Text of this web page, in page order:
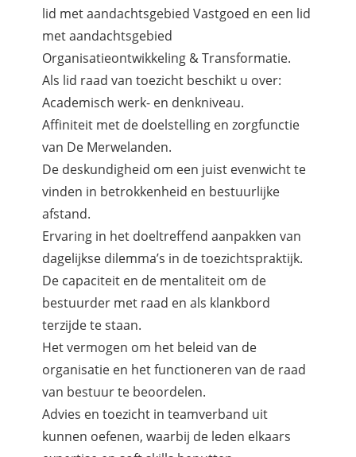
lid met aandachtsgebied Vastgoed en een lid
met aandachtsgebied
Organisatieontwikkeling & Transformatie.
Als lid raad van toezicht beschikt u over:
Academisch werk- en denkniveau.
Affiniteit met de doelstelling en zorgfunctie
van De Merwelanden.
De deskundigheid om een juist evenwicht te
vinden in betrokkenheid en bestuurlijke
afstand.
Ervaring in het doeltreffend aanpakken van
dagelijkse dilemma’s in de toezichtspraktijk.
De capaciteit en de mentaliteit om de
bestuurder met raad en als klankbord
terzijde te staan.
Het vermogen om het beleid van de
organisatie en het functioneren van de raad
van bestuur te beoordelen.
Advies en toezicht in teamverband uit
kunnen oefenen, waarbij de leden elkaars